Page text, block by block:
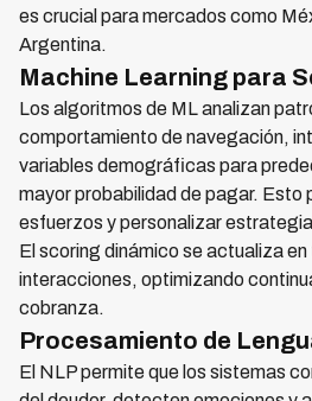
es crucial para mercados como
Argentina.
Machine Learning para
Los algoritmos de ML analizan
comportamiento de navegación,
variables demográficas para
mayor probabilidad de pagar. Esto
esfuerzos y personalizar
El scoring dinámico se actualiza
interacciones, optimizando
cobranza.
Procesamiento de
El NLP permite que los sistemas